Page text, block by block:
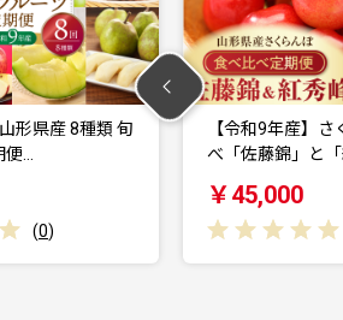
産】さくらんぼ食べ比
」と「紅秀…
【令和9年
べ「佐藤錦
￥77,000